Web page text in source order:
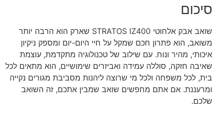
סיכום
שואב אבק אלחוטי STRATOS IZ400 שארק הוא הרבה יותר
משואב, הוא פתרון חכם שמקל על חיי היום-יום ומספק ניקיון
איכותי, מהיר ונוח. עם שילוב של טכנולוגיה מתקדמת, עוצמת
שאיבה חזקה, סוללה עמידה ואביזרים שימושיים, הוא מתאים לכל
בית, לכל משפחה ולכל מי שרוצה ליהנות מסביבת מגורים נקייה
ומרעננת. אם אתם מחפשים שואב שמבין אתכם, זה השואב
שלכם.